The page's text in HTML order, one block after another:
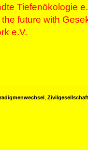
Tiefenökologie
future with
e.V.